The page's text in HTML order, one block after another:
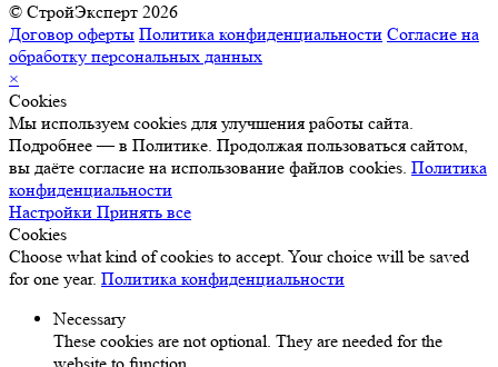
© СтройЭксперт 2026
Договор оферты Политика конфиденциальности Согласие на
обработку персональных данных
×
Cookies
Мы используем cookies для улучшения работы сайта.
Подробнее — в Политике. Продолжая пользоваться сайтом,
вы даёте согласие на использование файлов cookies. Политика
конфиденциальности
Настройки Принять все
Cookies
Choose what kind of cookies to accept. Your choice will be saved
for one year. Политика конфиденциальности
Necessary
These cookies are not optional. They are needed for the